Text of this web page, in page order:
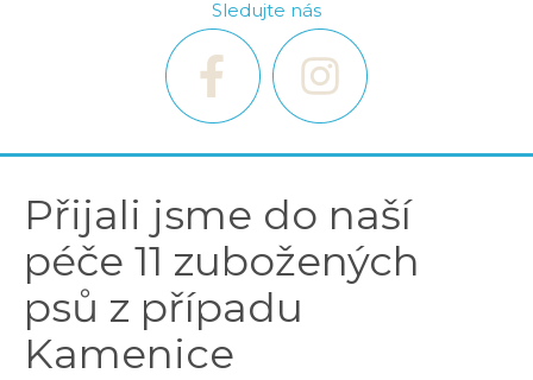
Sledujte nás
Přijali jsme do naší
péče 11 zubožených
psů z případu
Kamenice